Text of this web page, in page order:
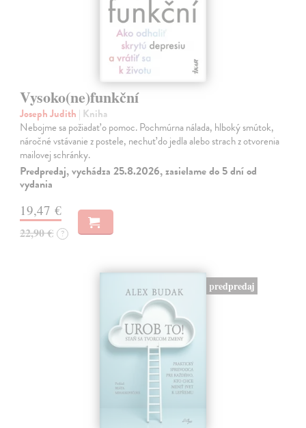
Vysoko(ne)funkční
Joseph Judith | Kniha
Nebojme sa požiadať o pomoc. Pochmúrna nálada, hlboký smútok,
náročné vstávanie z postele, nechuť do jedla alebo strach z otvorenia
mailovej schránky.
Predpredaj, vychádza 25.8.2026, zasielame do 5 dní od
vydania
19,47 €
22,90 € ?
predpredaj